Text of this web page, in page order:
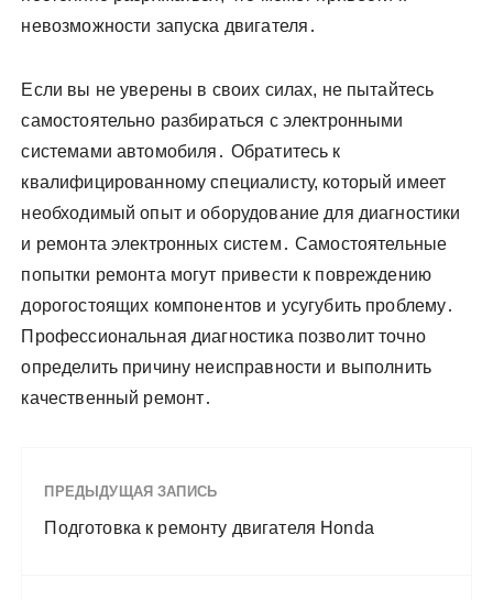
невозможности запуска двигателя․
Если вы не уверены в своих силах, не пытайтесь
самостоятельно разбираться с электронными
системами автомобиля․ Обратитесь к
квалифицированному специалисту, который имеет
необходимый опыт и оборудование для диагностики
и ремонта электронных систем․ Самостоятельные
попытки ремонта могут привести к повреждению
дорогостоящих компонентов и усугубить проблему․
Профессиональная диагностика позволит точно
определить причину неисправности и выполнить
качественный ремонт․
ПРЕДЫДУЩАЯ ЗАПИСЬ
Подготовка к ремонту двигателя Honda